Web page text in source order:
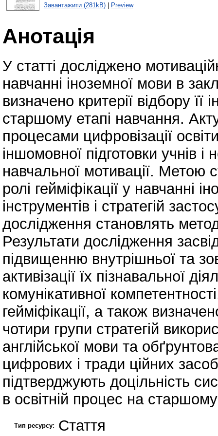
Завантажити (281kB)| Preview
Анотація
У статті досліджено
навчанні іноземної мови в
визначено критерії відбору її
старшому етапі навчання.
процесами цифровізації
іншомовної підготовки учнів
навчальної мотивації. Метою
ролі гейміфікації у навчанні
інструментів і стратегій
дослідження становлять
Результати дослідження
підвищенню внутрішньої та
активізації їх пізнавальної
комунікативної
гейміфікації, а також
чотири групи стратегій
англійської мови та
цифрових і тради ційних
підтверджують доцільність
в освітній процес на
Тип ресурсу: Стаття